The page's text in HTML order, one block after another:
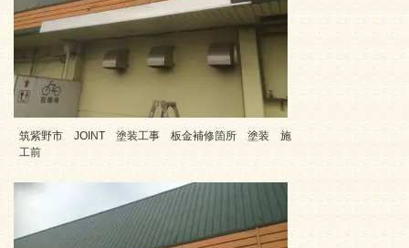
筑紫野市 JOINT 塗装工事 板金補修箇所 塗装 施
工前